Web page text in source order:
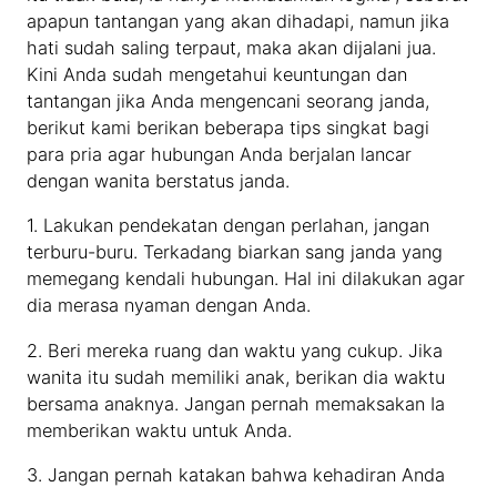
apapun tantangan yang akan dihadapi, namun jika
hati sudah saling terpaut, maka akan dijalani jua.
Kini Anda sudah mengetahui keuntungan dan
tantangan jika Anda mengencani seorang janda,
berikut kami berikan beberapa tips singkat bagi
para pria agar hubungan Anda berjalan lancar
dengan wanita berstatus janda.
1. Lakukan pendekatan dengan perlahan, jangan
terburu-buru. Terkadang biarkan sang janda yang
memegang kendali hubungan. Hal ini dilakukan agar
dia merasa nyaman dengan Anda.
2. Beri mereka ruang dan waktu yang cukup. Jika
wanita itu sudah memiliki anak, berikan dia waktu
bersama anaknya. Jangan pernah memaksakan Ia
memberikan waktu untuk Anda.
3. Jangan pernah katakan bahwa kehadiran Anda